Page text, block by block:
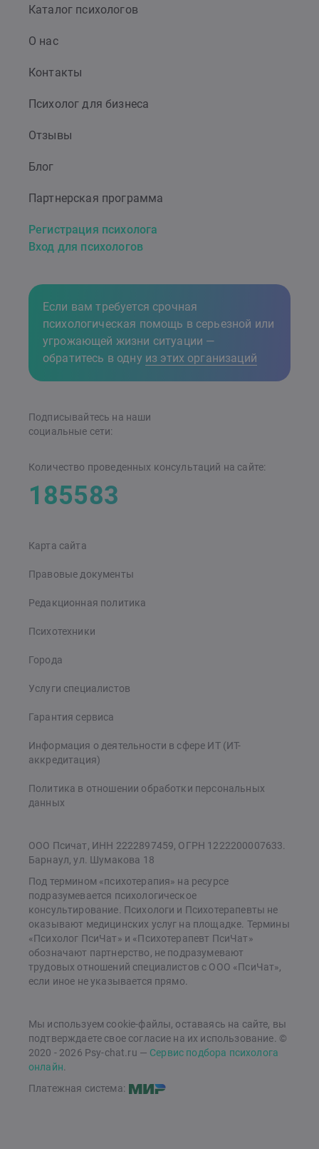
Каталог психологов
О нас
Контакты
Психолог для бизнеса
Отзывы
Блог
Партнерская программа
Регистрация психолога
Вход для психологов
Если вам требуется срочная
психологическая помощь в серьезной или
угрожающей жизни ситуации —
обратитесь в одну из этих организаций
Карта сайта
Правовые документы
Редакционная политика
Психотехники
Города
Услуги специалистов
Гарантия сервиса
Информация о деятельности в сфере ИТ (ИТ-
аккредитация)
Политика в отношении обработки персональных
данных
Подписывайтесь на наши
cоциальные сети:
Количество проведенных консультаций на сайте:
185583
ООО Псичат, ИНН 2222897459, ОГРН 1222200007633.
Барнаул, ул. Шумакова 18
Под термином «психотерапия» на ресурсе
подразумевается психологическое
консультирование. Психологи и Психотерапевты не
оказывают медицинских услуг на площадке. Термины
«Психолог ПсиЧат» и «Психотерапевт ПсиЧат»
обозначают партнерство, не подразумевают
трудовых отношений специалистов с ООО «ПсиЧат»,
если иное не указывается прямо.
Мы используем cookie-файлы, оставаясь на сайте, вы
подтверждаете свое согласие на их использование. ©
2020 - 2026 Psy-chat.ru — Сервис подбора психолога
онлайн
Платежная система: